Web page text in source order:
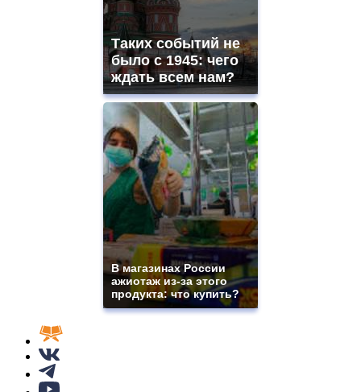
Таких событий не
было с 1945: чего
ждать всем нам?
В магазинах России
ажиотаж из-за этого
продукта: что купить?